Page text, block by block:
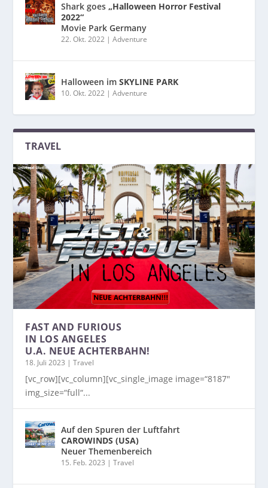
Shark goes„Halloween Horror Festival
2022“
Movie Park Germany
22. Okt. 2022 |Adventure
Halloween imSKYLINE PARK
10. Okt. 2022 |Adventure
TRAVEL
FAST AND FURIOUS
IN LOS ANGELES
U.A. NEUE ACHTERBAHN!
18. Juli 2023 |Travel
[vc_row][vc_column][vc_single_image image=“8187″
img_size=“full“...
Auf den Spuren der Luftfahrt
CAROWINDS (USA)
Neuer Themenbereich
15. Feb. 2023 |Travel